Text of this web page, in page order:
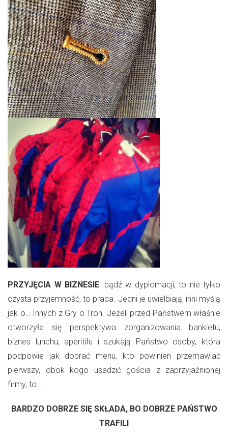
PRZYJĘCIA W BIZNESIE, bądź w dyplomacji, to nie tylko
czysta przyjemność, to praca. Jedni je uwielbiają, inni myślą
jak o… Innych z Gry o Tron. Jeżeli przed Państwem właśnie
otworzyła się perspektywa zorganizowania bankietu,
biznes lunchu, aperitifu i szukają Państwo osoby, która
podpowie jak dobrać menu, kto powinien przemawiać
pierwszy, obok kogo usadzić gościa z zaprzyjaźnionej
firmy, to…
BARDZO DOBRZE SIĘ SKŁADA, BO DOBRZE PAŃSTWO
TRAFILI